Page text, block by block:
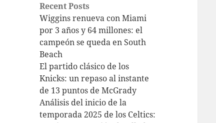
Recent Posts
Wiggins renueva con Miami
por 3 años y 64 millones: el
campeón se queda en South
Beach
El partido clásico de los
Knicks: un repaso al instante
de 13 puntos de McGrady
Análisis del inicio de la
temporada 2025 de los Celtics: